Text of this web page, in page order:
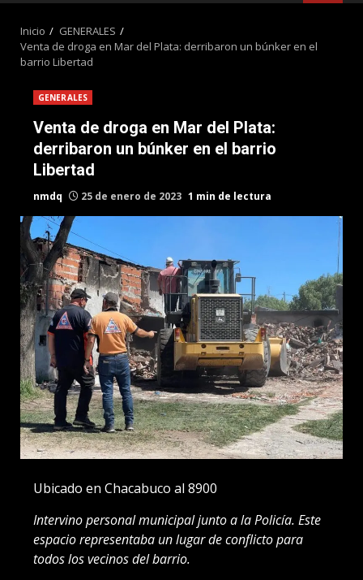
Inicio
GENERALES
Venta de droga en Mar del Plata: derribaron un búnker en el
barrio Libertad
GENERALES
Venta de droga en Mar del Plata:
derribaron un búnker en el barrio
Libertad
nmdq 25 de enero de 2023 1 min de lectura
Ubicado en Chacabuco al 8900
Intervino personal municipal junto a la Policía. Este
espacio representaba un lugar de conflicto para
todos los vecinos del barrio.